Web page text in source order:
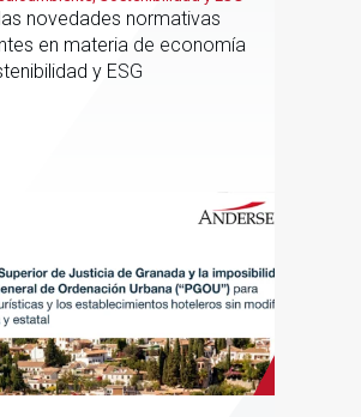
novedades normativas
en materia de economía
y ESG